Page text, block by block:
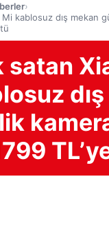
›
kablosuz dış mekan
satan